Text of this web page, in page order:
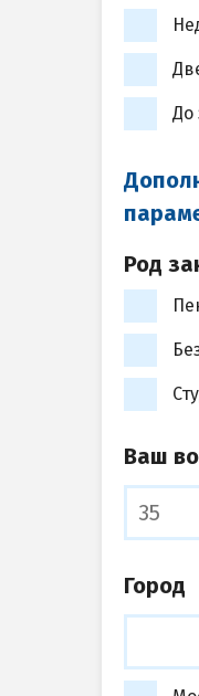
До
Род
Ваш
Город